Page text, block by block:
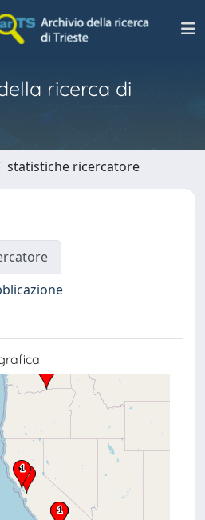
ricerca di
statistiche ricercatore